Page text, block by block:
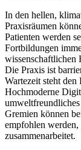
In den hellen,
Praxisräumen
Patienten werden
Fortbildungen
wissenschaftlichen
Die Praxis ist
Wartezeit steht
Hochmoderne
Gremien können
empfohlen
zusammenarbeitet.